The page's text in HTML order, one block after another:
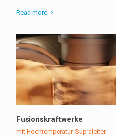
Read more
Fusionskraftwerke
mit Hochtemperatur-Supraleiter